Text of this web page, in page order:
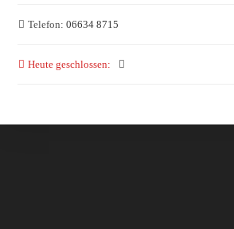
Telefon: 06634 8715
Heute geschlossen: